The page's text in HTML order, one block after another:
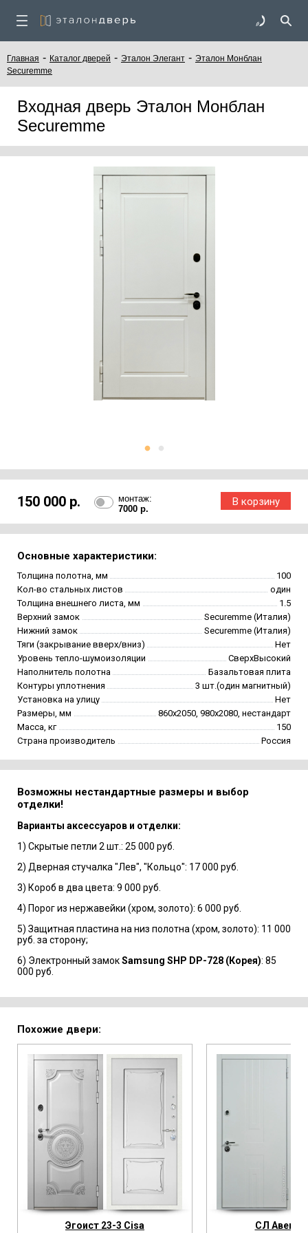
Главная - Каталог дверей - Эталон Элегант - Эталон Монблан
Securemme
Входная дверь Эталон Монблан
Securemme
150 000 р.
монтаж:
7000 р.
Основные характеристики:
Толщина полотна, мм
100
Кол-во стальных листов
один
Толщина внешнего листа, мм
1.5
Верхний замок
Securemme (Италия)
Нижний замок
Securemme (Италия)
Тяги (закрывание вверх/вниз)
Нет
Уровень тепло-шумоизоляции
СверхВысокий
Наполнитель полотна
Базальтовая плита
Контуры уплотнения
3 шт.(один магнитный)
Установка на улицу
Нет
Размеры, мм
860х2050, 980х2080, нестандарт
Масса, кг
150
Страна производитель
Россия
Возможны нестандартные размеры и выбор
отделки!
Варианты аксессуаров и отделки:
1) Скрытые петли 2 шт.: 25 000 руб.
2) Дверная стучалка "Лев", "Кольцо": 17 000 руб.
3) Короб в два цвета: 9 000 руб.
4) Порог из нержавейки (хром, золото): 6 000 руб.
5) Защитная пластина на низ полотна (хром, золото): 11 000
руб. за сторону;
6) Электронный замокSamsung SHP DP-728 (Корея): 85
000 руб.
Похожие двери:
Эгоист 23-3 Cisa СЛ Авеню